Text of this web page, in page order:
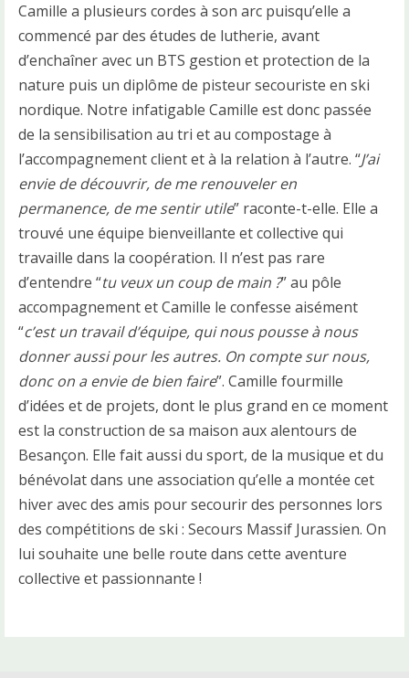
Camille a plusieurs cordes à son arc puisqu’elle a
commencé par des études de lutherie, avant
d’enchaîner avec un BTS gestion et protection de la
nature puis un diplôme de pisteur secouriste en ski
nordique. Notre infatigable Camille est donc passée
de la sensibilisation au tri et au compostage à
l’accompagnement client et à la relation à l’autre. “J’ai
envie de découvrir, de me renouveler en
permanence, de me sentir utile” raconte-t-elle. Elle a
trouvé une équipe bienveillante et collective qui
travaille dans la coopération. Il n’est pas rare
d’entendre “tu veux un coup de main ?” au pôle
accompagnement et Camille le confesse aisément
“c’est un travail d’équipe, qui nous pousse à nous
donner aussi pour les autres. On compte sur nous,
donc on a envie de bien faire”. Camille fourmille
d’idées et de projets, dont le plus grand en ce moment
est la construction de sa maison aux alentours de
Besançon. Elle fait aussi du sport, de la musique et du
bénévolat dans une association qu’elle a montée cet
hiver avec des amis pour secourir des personnes lors
des compétitions de ski : Secours Massif Jurassien. On
lui souhaite une belle route dans cette aventure
collective et passionnante !